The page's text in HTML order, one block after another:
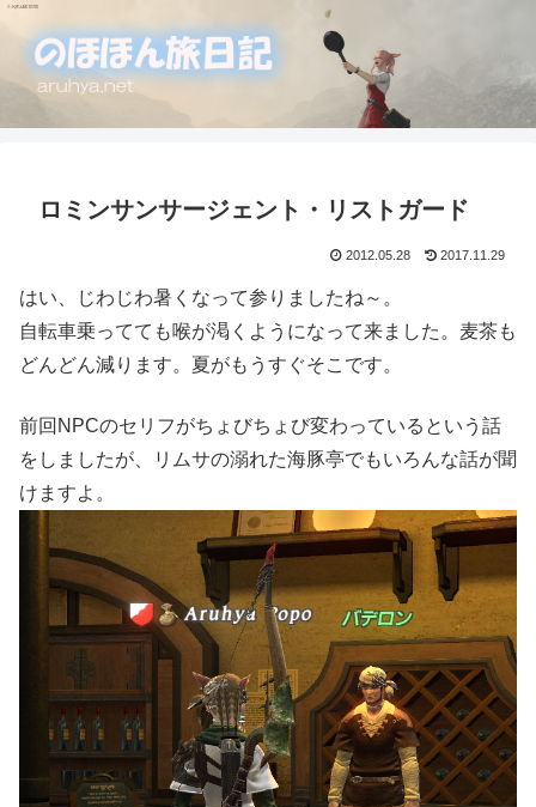
ロミンサンサージェント・リストガード
2012.05.28 2017.11.29
はい、じわじわ暑くなって参りましたね～。
自転車乗ってても喉が渇くようになって来ました。麦茶も
どんどん減ります。夏がもうすぐそこです。
前回NPCのセリフがちょびちょび変わっているという話
をしましたが、リムサの溺れた海豚亭でもいろんな話が聞
けますよ。